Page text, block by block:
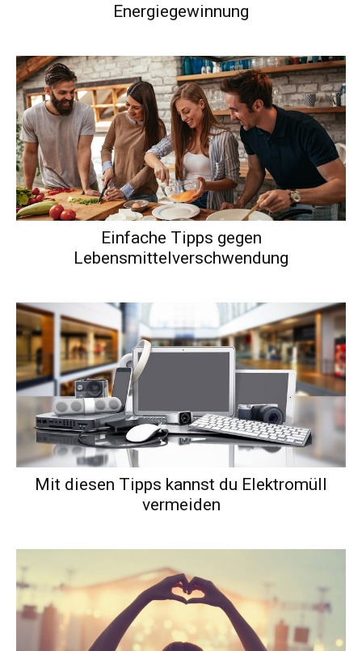
Energiegewinnung
Einfache Tipps gegen
Lebensmittelverschwendung
Mit diesen Tipps kannst du Elektromüll
vermeiden